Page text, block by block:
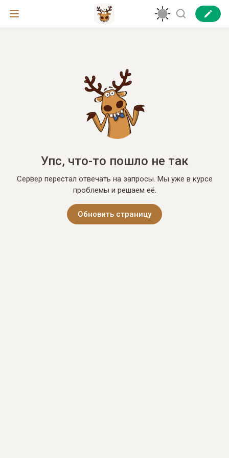
Упс, что-то пошло не так
Сервер перестал отвечать на запросы. Мы уже в курсе
проблемы и решаем её.
Обновить страницу